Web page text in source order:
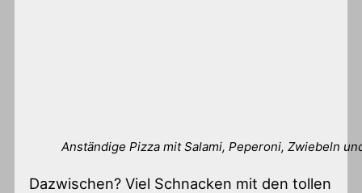
Anständige Pizza mit Salami, Peperoni, Zwiebeln
Dazwischen? Viel Schnacken mit den tollen